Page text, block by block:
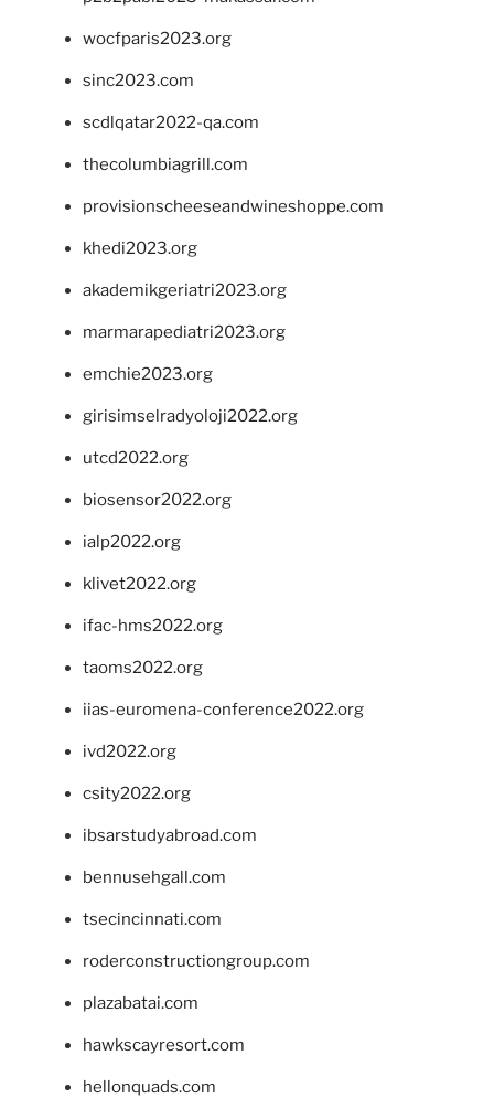
wocfparis2023.org
sinc2023.com
scdlqatar2022-qa.com
thecolumbiagrill.com
provisionscheeseandwineshoppe.com
khedi2023.org
akademikgeriatri2023.org
marmarapediatri2023.org
emchie2023.org
girisimselradyoloji2022.org
utcd2022.org
biosensor2022.org
ialp2022.org
klivet2022.org
ifac-hms2022.org
taoms2022.org
iias-euromena-conference2022.org
ivd2022.org
csity2022.org
ibsarstudyabroad.com
bennusehgall.com
tsecincinnati.com
roderconstructiongroup.com
plazabatai.com
hawkscayresort.com
hellonquads.com